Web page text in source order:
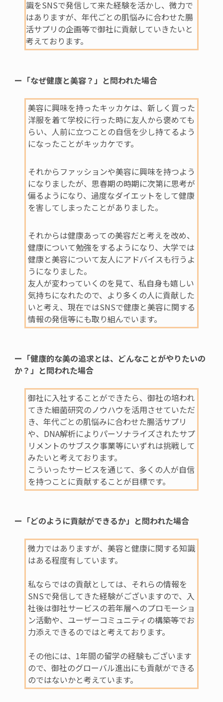
識をSNSで発信して来た経験を活かし、微力で
はありますが、年代ごとの肌悩みに合わせた腸
活サプリの企画等で御社に貢献していきたいと
考えております。
ー「なぜ健康と美容？」と問われた場合
美容に興味を持ったキッカケは、新しく買った
洋服を着て学校に行った時に友人から褒めても
らい、人前に立つことの自信を少し持てるよう
になったことがキッカケです。
それからファッションや美容に興味を持つよう
になりましたが、思春期の時期に次第に思考が
偏るようになり、過度なダイエットをして健康
を害してしまったことがありました。
それからは健康あっての美容だと考えを改め、
健康について勉強をするようになり、大学では
健康と美容について友人にアドバイスも行うよ
うになりました。
友人が変わっていくのを見て、私自身も嬉しい
気持ちになれたので、より多くの人に貢献した
いと考え、現在ではSNSで健康と美容に関する
情報の発信等にも取り組んでいます。
ー「健康的な美の追求とは、どんなことがやりたいの
か？」と問われた場合
御社に入社することができたら、御社の培われ
てきた細菌研究のノウハウを活用させていただ
き、年代ごとの肌悩みに合わせた腸活サプリ
や、 DNA解析によりパーソナライズされたサプ
リメントのサブスク事業等にいずれは挑戦して
みたいと考えております。
こういったサービスを通じて、多くの人が自信
を持つことに貢献することが目標です。
ー「どのように貢献ができるか」と問われた場合
微力ではありますが、美容と健康に関する知識
はある程度有しています。
私ならではの貢献としては、それらの情報を
SNSで発信してきた経験がございますので、入
社後は御社サービスの若年層へのプロモーショ
ン活動や、ユーザーコミュニティの構築等でお
力添えできるのではと考えております。
その他には、 1年間の留学の経験もございます
ので、御社のグローバル進出にも貢献ができる
のではないかと考えています。